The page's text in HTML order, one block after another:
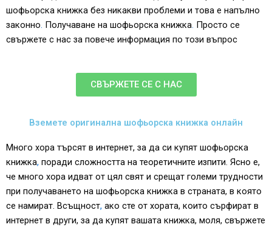
шофьорска книжка без никакви проблеми и това е напълно
законно. Получаване на шофьорска книжка. Просто се
свържете с нас за повече информация по този въпрос
СВЪРЖЕТЕ СЕ С НАС
Вземете оригинална шофьорска книжка онлайн
Много хора търсят в интернет, за да си купят шофьорска
книжка, поради сложността на теоретичните изпити. Ясно е,
че много хора идват от цял свят и срещат големи трудности
при получаването на шофьорска книжка в страната, в която
се намират. Всъщност, ако сте от хората, които сърфират в
интернет в други, за да купят вашата книжка, моля, свържете